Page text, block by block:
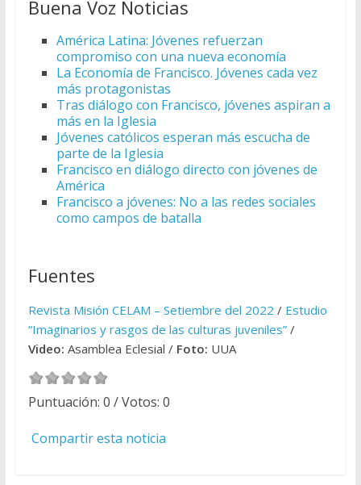
Buena Voz Noticias
América Latina: Jóvenes refuerzan
compromiso con una nueva economía
La Economía de Francisco. Jóvenes cada vez
más protagonistas
Tras diálogo con Francisco, jóvenes aspiran a
más en la Iglesia
Jóvenes católicos esperan más escucha de
parte de la Iglesia
Francisco en diálogo directo con jóvenes de
América
Francisco a jóvenes: No a las redes sociales
como campos de batalla
Fuentes
Revista Misión CELAM – Setiembre del 2022 / Estudio
“Imaginarios y rasgos de las culturas juveniles”/
Video: Asamblea Eclesial / Foto: UUA
Puntuación: 0 / Votos: 0
Compartir esta noticia